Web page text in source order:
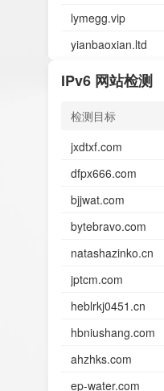
lymegg.vip
yianbaoxian.ltd
IPv6 网站检测
检测目标
jxdtxf.com
dfpx666.com
bjjwat.com
bytebravo.com
natashazinko.cn
jptcm.com
heblrkj0451.cn
hbniushang.com
ahzhks.com
ep-water.com